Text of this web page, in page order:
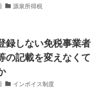
源泉所得税
録しない免税事業者
の記載を変えなくて
インボイス制度